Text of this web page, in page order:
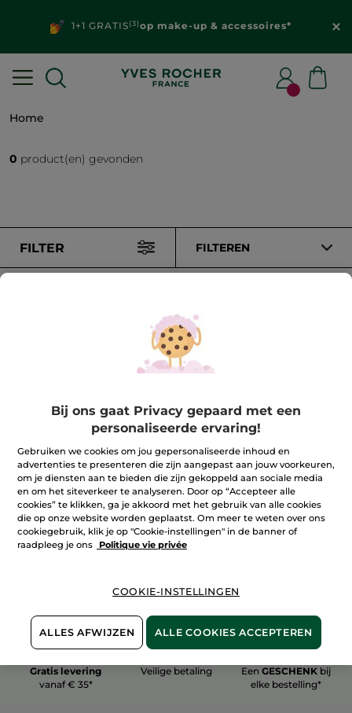
1+1 GRATIS(3)op make-up & accessoires*
Home
0 product(en) gevonden
FILTER FILTEREN
100% plantaardig
60 hectare
biologische velden
Meer zien
Gratis levering
vanaf € 35*
Veilige betaling EenGESCHENK bij
elke bestelling*
Bij ons gaat Privacy gepaard met een
personaliseerde ervaring!
Gebruiken we cookies om jou gepersonaliseerde inhoud en
advertenties te presenteren die zijn aangepast aan jouw voorkeuren,
om je diensten aan te bieden die zijn gekoppeld aan sociale media
en om het siteverkeer te analyseren. Door op “Accepteer alle
cookies” te klikken, ga je akkoord met het gebruik van alle cookies
die op onze website worden geplaatst. Om meer te weten over ons
cookiegebruik, klik je op "Cookie-instellingen" in de banner of
raadpleeg je ons
Politique vie privée
COOKIE-INSTELLINGEN
ALLES AFWIJZEN ALLE COOKIES ACCEPTEREN